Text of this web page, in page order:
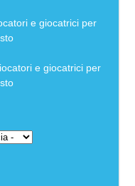
e giocatrici per
e giocatrici per